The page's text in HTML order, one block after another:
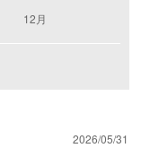
12月
2026/05/31